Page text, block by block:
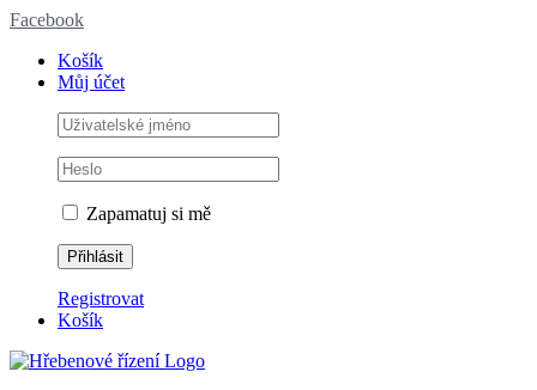
Facebook
Košík
Můj účet
Zapamatuj si mě
Registrovat
Košík